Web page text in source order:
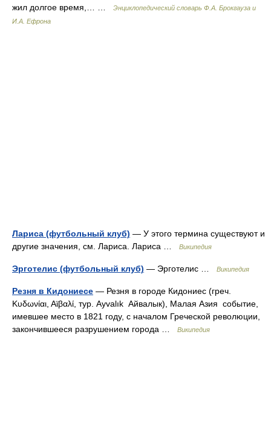
жил долгое время,… …
Энциклопедический словарь Ф.А. Брокгауза и
И.А. Ефрона
Лариса (футбольный клуб) — У этого термина существуют и
другие значения, см. Лариса. Лариса …
Википедия
Эрготелис (футбольный клуб) — Эрготелис … Википедия
Резня в Кидониесе — Резня в городе Кидониес (греч.
Κυδωνίαι, Αϊβαλί, тур. Ayvalık Айвалык), Малая Азия событие,
имевшее место в 1821 году, с началом Греческой революции,
закончившееся разрушением города …
Википедия